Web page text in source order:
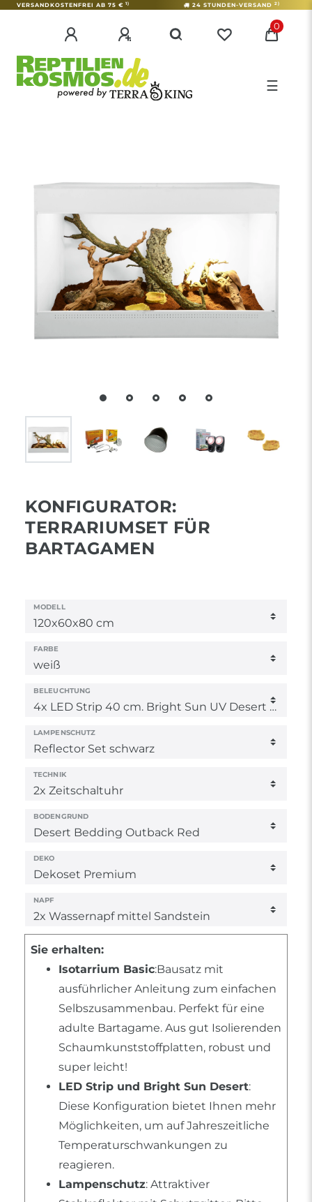
VERSANDKOSTENFREI AB 75 € 1) 24 STUNDEN-VERSAND 2)
0
☰
KONFIGURATOR:
TERRARIUMSET FÜR
BARTAGAMEN
MODELL
FARBE
BELEUCHTUNG
LAMPENSCHUTZ
TECHNIK
BODENGRUND
DEKO
NAPF
Sie erhalten:
Isotarrium Basic:Bausatz mit
ausführlicher Anleitung zum einfachen
Selbszusammenbau. Perfekt für eine
adulte Bartagame. Aus gut Isolierenden
Schaumkunststoffplatten, robust und
super leicht!
LED Strip und Bright Sun Desert:
Diese Konfiguration bietet Ihnen mehr
Möglichkeiten, um auf Jahreszeitliche
Temperaturschwankungen zu
reagieren.
Lampenschutz: Attraktiver